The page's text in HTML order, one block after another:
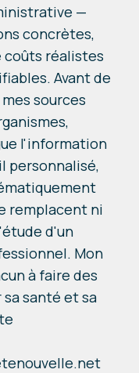
—
concrètes,
coûts réalistes
Avant de
sources
l'information
personnalisé,
remplacent ni
d'un
Mon
à faire des
santé et sa